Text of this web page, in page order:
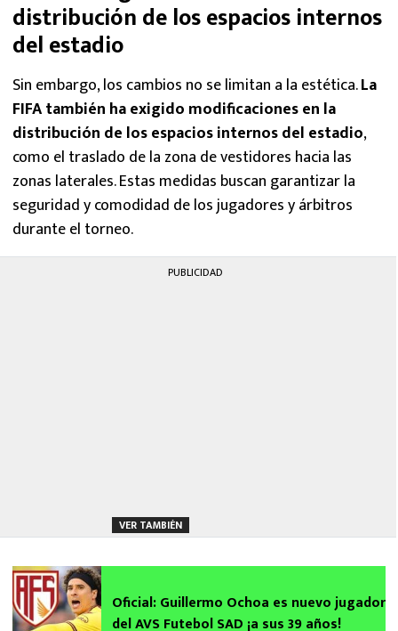
distribución de los espacios internos
del estadio
Sin embargo, los cambios no se limitan a la estética.La
FIFA también ha exigido modificaciones en la
distribución de los espacios internos del estadio,
como el traslado de la zona de vestidores hacia las
zonas laterales. Estas medidas buscan garantizar la
seguridad y comodidad de los jugadores y árbitros
durante el torneo.
PUBLICIDAD
VER TAMBIÉN
Oficial: Guillermo Ochoa es nuevo jugador
del AVS Futebol SAD ¡a sus 39 años!